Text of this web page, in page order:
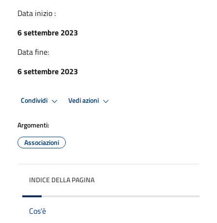
Data inizio :
6 settembre 2023
Data fine:
6 settembre 2023
Condividi Vedi azioni
Argomenti:
Associazioni
INDICE DELLA PAGINA
Cos'è